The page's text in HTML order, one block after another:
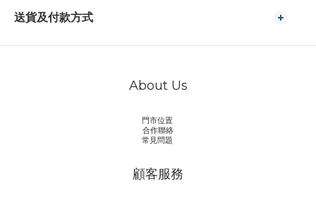
送貨及付款方式
About Us
門市位置
合作聯絡
常見問題
顧客服務